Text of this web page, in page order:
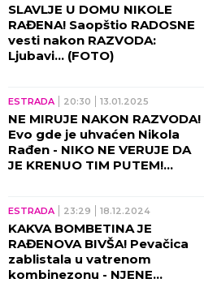
SLAVLJE U DOMU NIKOLE
RAĐENA! Saopštio RADOSNE
vesti nakon RAZVODA:
Ljubavi... (FOTO)
ESTRADA 20:30 13.01.2025
NE MIRUJE NAKON RAZVODA!
Evo gde je uhvaćen Nikola
Rađen - NIKO NE VERUJE DA
JE KRENUO TIM PUTEM!
ESTRADA 23:29 18.12.2024
KAKVA BOMBETINA JE
RAĐENOVA BIVŠA! Pevačica
zablistala u vatrenom
kombinezonu - NJENE